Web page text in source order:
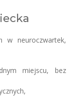
w neuroczwartek,
miejscu, bez